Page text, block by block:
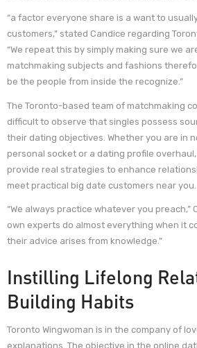
“a factor everyone share is a want to
customers,” stated Candice regarding
“We repeat this by simply making sure we
matchmaking subjects and fashions
be the people from inside the recognize.”
The Toronto-based team of matchmaking
difficult to observe that singles possess
their dating objectives. Whether you are in
personal socket or a dating profile
provide real strategies to enhance
meet practical big date customers near you.
“We always practice whatever you preach,”
own experts do almost everything when it
their advice arises from knowledge.”
Instilling Lifelong
Building Habits
Toronto Wingwoman is in the company of
explanations. The objective in the online